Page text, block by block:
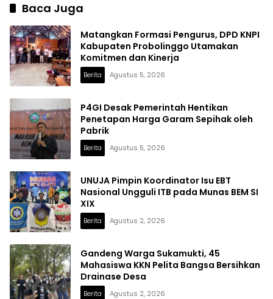
Baca Juga
Matangkan Formasi Pengurus, DPD KNPI
Kabupaten Probolinggo Utamakan
Komitmen dan Kinerja
Berita Agustus 5, 2026
P4GI Desak Pemerintah Hentikan
Penetapan Harga Garam Sepihak oleh
Pabrik
Berita Agustus 5, 2026
UNUJA Pimpin Koordinator Isu EBT
Nasional Ungguli ITB pada Munas BEM SI
XIX
Berita Agustus 2, 2026
Gandeng Warga Sukamukti, 45
Mahasiswa KKN Pelita Bangsa Bersihkan
Drainase Desa
Berita Agustus 2, 2026